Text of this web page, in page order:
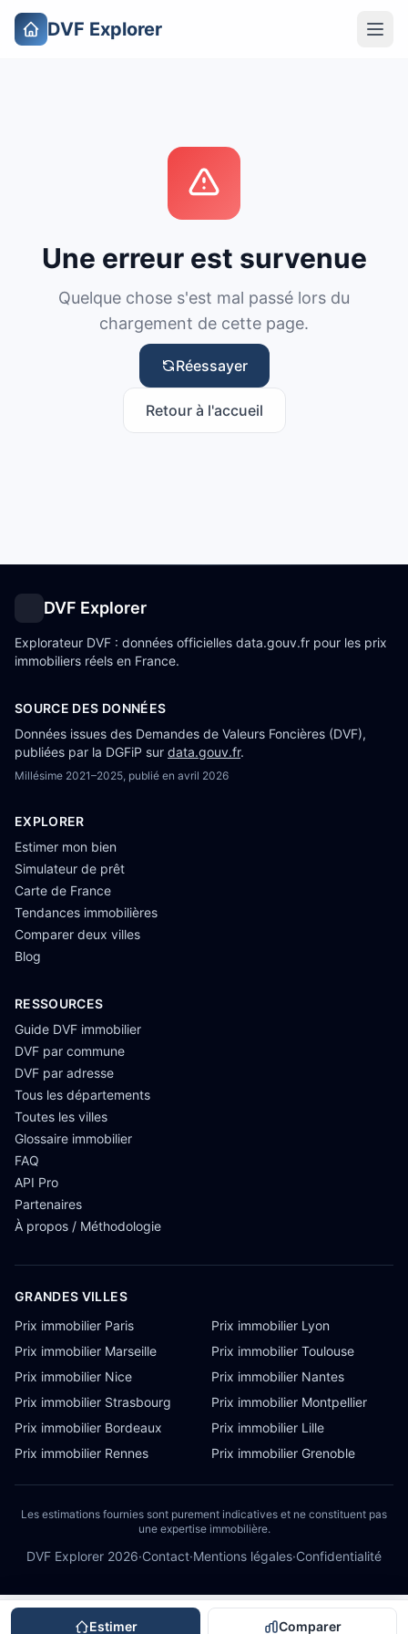
DVF Explorer
Une erreur est survenue
Quelque chose s'est mal passé lors du
chargement de cette page.
Réessayer
Retour à l'accueil
Estimer Comparer
DVF Explorer
Explorateur DVF : données officielles data.gouv.fr pour les prix
immobiliers réels en France.
SOURCE DES DONNÉES
Données issues des Demandes de Valeurs Foncières (DVF),
publiées par la DGFiP sur data.gouv.fr.
Millésime 2021–2025, publié en avril 2026
EXPLORER
Estimer mon bien
Simulateur de prêt
Carte de France
Tendances immobilières
Comparer deux villes
Blog
RESSOURCES
Guide DVF immobilier
DVF par commune
DVF par adresse
Tous les départements
Toutes les villes
Glossaire immobilier
FAQ
API Pro
Partenaires
À propos / Méthodologie
GRANDES VILLES
Prix immobilier Paris
Prix immobilier Lyon
Prix immobilier Marseille
Prix immobilier Toulouse
Prix immobilier Nice
Prix immobilier Nantes
Prix immobilier Strasbourg
Prix immobilier Montpellier
Prix immobilier Bordeaux
Prix immobilier Lille
Prix immobilier Rennes
Prix immobilier Grenoble
Les estimations fournies sont purement indicatives et ne constituent pas
une expertise immobilière.
DVF Explorer 2026·Contact·Mentions légales·Confidentialité